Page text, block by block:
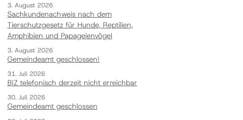
3. August 2026
Sachkundenachweis nach dem
Tierschutzgesetz für Hunde, Reptilien,
Amphibien und Papageienvögel
3. August 2026
Gemeindeamt geschlossen!
31. Juli 2026
BIZ telefonisch derzeit nicht erreichbar
30. Juli 2026
Gemeindeamt geschlossen